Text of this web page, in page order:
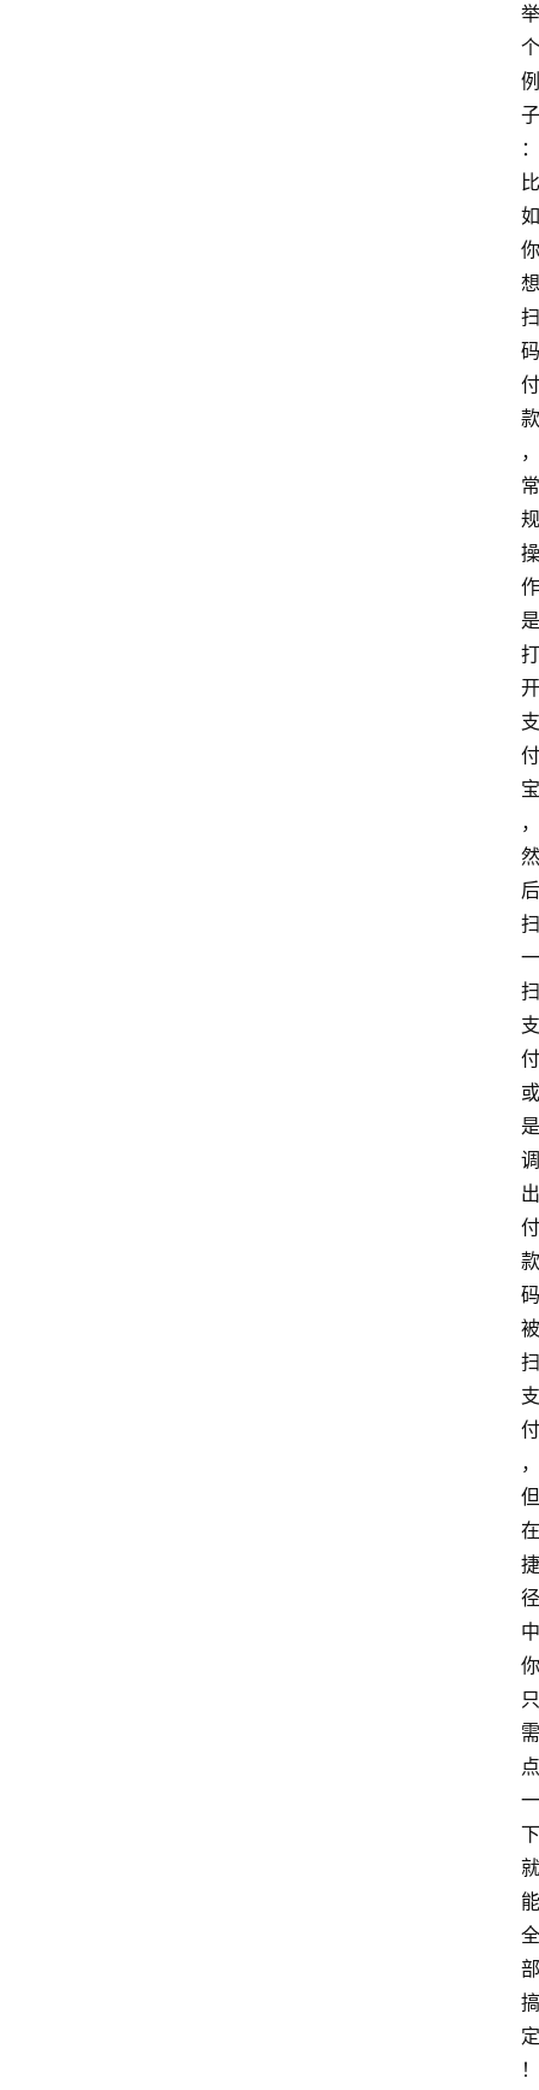
举
个
例
子
：
比
如
你
想
扫
码
付
款
，
常
规
操
作
是
打
开
支
付
宝
，
然
后
扫
一
扫
支
付
或
是
调
出
付
款
码
被
扫
支
付
，
但
在
捷
径
中
你
只
需
点
一
下
就
能
全
部
搞
定
！